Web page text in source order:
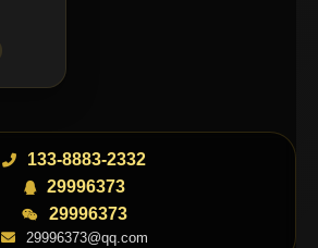
133-8883-2332
29996373
29996373
29996373@qq.com